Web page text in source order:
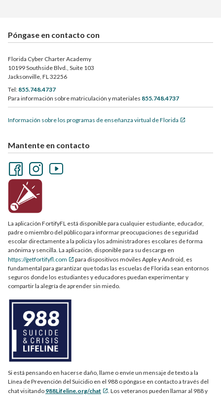
Póngase en contacto con
Florida Cyber Charter Academy
10199 Southside Blvd., Suite 103
Jacksonville, FL 32256
Tel: 855.748.4737
Para información sobre matriculación y materiales 855.748.4737
Información sobre los programas de enseñanza virtual de Florida
Mantente en contacto
La aplicación FortifyFL está disponible para cualquier estudiante, educador,
padre o miembro del público para informar preocupaciones de seguridad
escolar directamente a la policía y los administradores escolares de forma
anónima y sencilla. La aplicación, disponible para su descarga en
https://getfortifyfl.com
para dispositivos móviles Apple y Android, es
fundamental para garantizar que todas las escuelas de Florida sean entornos
seguros donde los estudiantes y educadores puedan experimentar y
compartir la alegría de aprender sin miedo.
Si está pensando en hacerse daño, llame o envíe un mensaje de texto a la
Línea de Prevención del Suicidio en el 988 o póngase en contacto a través del
chat visitando 988Lifeline.org/chat
. Los veteranos pueden llamar al 988 y